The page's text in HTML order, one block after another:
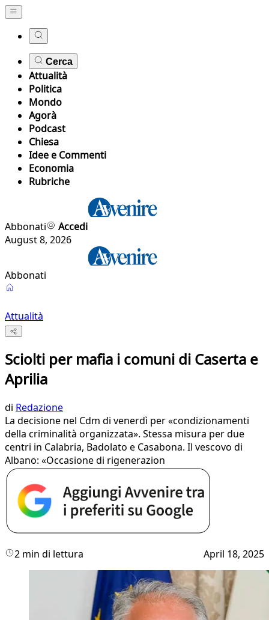
Cerca
Attualità
Politica
Mondo
Agorà
Podcast
Chiesa
Idee e Commenti
Economia
Rubriche
Abbonati
Accedi
August 8, 2026
Abbonati
Attualità
Sciolti per mafia i comuni di Caserta e
Aprilia
di Redazione
La decisione nel Cdm di venerdì per «condizionamenti
della criminalità organizzata». Stessa misura per due
centri in Calabria, Badolato e Casabona. Il vescovo di
Albano: «Occasione di rigenerazion
2 min di lettura April 18, 2025